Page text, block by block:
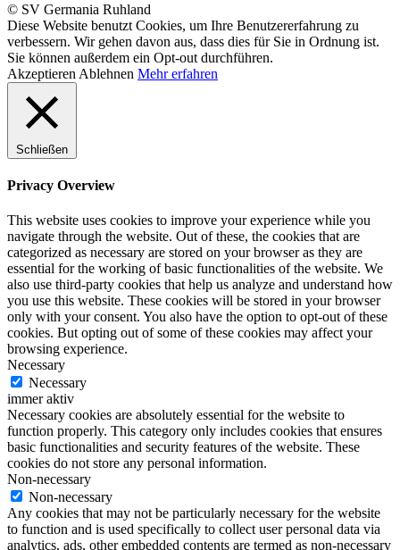
© SV Germania Ruhland
Diese Website benutzt Cookies, um Ihre Benutzererfahrung zu
verbessern. Wir gehen davon aus, dass dies für Sie in Ordnung ist.
Sie können außerdem ein Opt-out durchführen.
Akzeptieren Ablehnen Mehr erfahren
Schließen
Privacy Overview
This website uses cookies to improve your experience while you
navigate through the website. Out of these, the cookies that are
categorized as necessary are stored on your browser as they are
essential for the working of basic functionalities of the website. We
also use third-party cookies that help us analyze and understand how
you use this website. These cookies will be stored in your browser
only with your consent. You also have the option to opt-out of these
cookies. But opting out of some of these cookies may affect your
browsing experience.
Necessary
Necessary
immer aktiv
Necessary cookies are absolutely essential for the website to
function properly. This category only includes cookies that ensures
basic functionalities and security features of the website. These
cookies do not store any personal information.
Non-necessary
Non-necessary
Any cookies that may not be particularly necessary for the website
to function and is used specifically to collect user personal data via
analytics, ads, other embedded contents are termed as non-necessary